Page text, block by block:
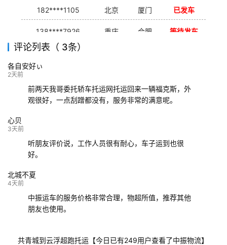
182****1105 北京 厦门 已发车
138****7926 重庆 合肥 等待发车
139****9233
评论列表（ 3条）
各自安好ぃ
2天前
前两天我哥委托轿车托运网托运回来一辆福克斯，外
观很好，一点刮蹭都没有，服务非常的满意呢。
心贝
3天前
听朋友评价说，工作人员很有耐心，车子运到也很
好。
北城不夏
4天前
中振运车的服务价格非常合理，物超所值，推荐其他
朋友也使用。
共青城到云浮超跑托运【今日已有249用户查看了中振物流】